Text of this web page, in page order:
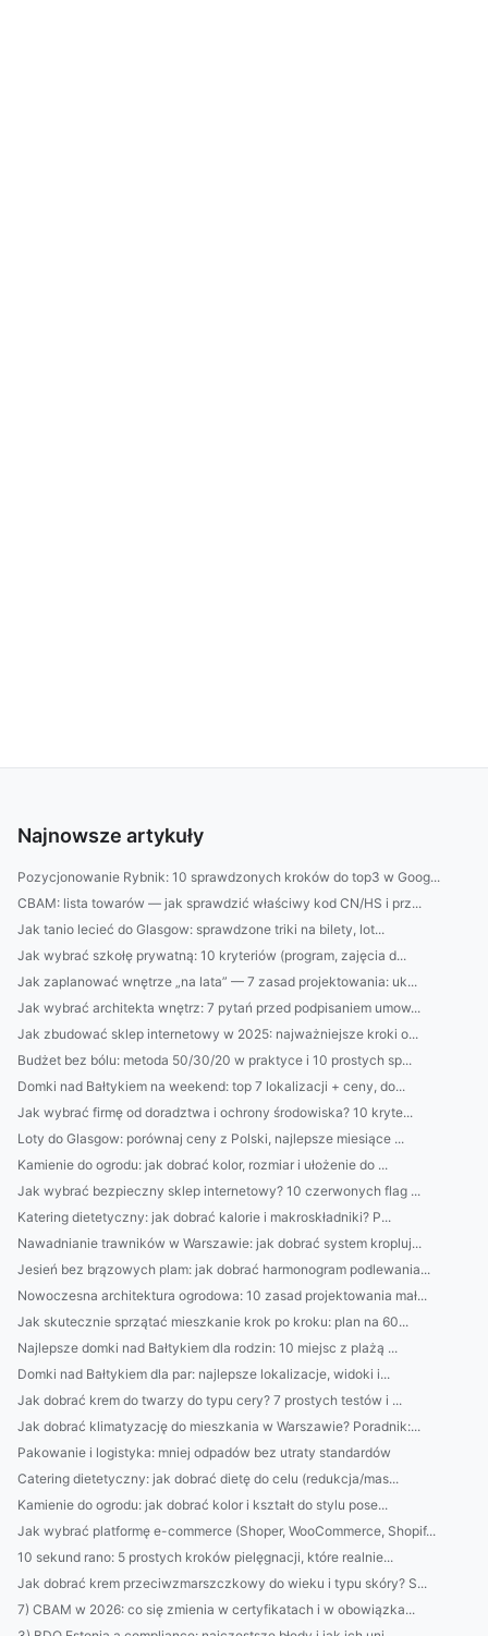
Najnowsze artykuły
Pozycjonowanie Rybnik: 10 sprawdzonych kroków do top3 w Goog...
CBAM: lista towarów — jak sprawdzić właściwy kod CN/HS i prz...
Jak tanio lecieć do Glasgow: sprawdzone triki na bilety, lot...
Jak wybrać szkołę prywatną: 10 kryteriów (program, zajęcia d...
Jak zaplanować wnętrze „na lata” — 7 zasad projektowania: uk...
Jak wybrać architekta wnętrz: 7 pytań przed podpisaniem umow...
Jak zbudować sklep internetowy w 2025: najważniejsze kroki o...
Budżet bez bólu: metoda 50/30/20 w praktyce i 10 prostych sp...
Domki nad Bałtykiem na weekend: top 7 lokalizacji + ceny, do...
Jak wybrać firmę od doradztwa i ochrony środowiska? 10 kryte...
Loty do Glasgow: porównaj ceny z Polski, najlepsze miesiące ...
Kamienie do ogrodu: jak dobrać kolor, rozmiar i ułożenie do ...
Jak wybrać bezpieczny sklep internetowy? 10 czerwonych flag ...
Katering dietetyczny: jak dobrać kalorie i makroskładniki? P...
Nawadnianie trawników w Warszawie: jak dobrać system kropluj...
Jesień bez brązowych plam: jak dobrać harmonogram podlewania...
Nowoczesna architektura ogrodowa: 10 zasad projektowania mał...
Jak skutecznie sprzątać mieszkanie krok po kroku: plan na 60...
Najlepsze domki nad Bałtykiem dla rodzin: 10 miejsc z plażą ...
Domki nad Bałtykiem dla par: najlepsze lokalizacje, widoki i...
Jak dobrać krem do twarzy do typu cery? 7 prostych testów i ...
Jak dobrać klimatyzację do mieszkania w Warszawie? Poradnik:...
Pakowanie i logistyka: mniej odpadów bez utraty standardów
Catering dietetyczny: jak dobrać dietę do celu (redukcja/mas...
Kamienie do ogrodu: jak dobrać kolor i kształt do stylu pose...
Jak wybrać platformę e-commerce (Shoper, WooCommerce, Shopif...
10 sekund rano: 5 prostych kroków pielęgnacji, które realnie...
Jak dobrać krem przeciwzmarszczkowy do wieku i typu skóry? S...
7) CBAM w 2026: co się zmienia w certyfikatach i w obowiązka...